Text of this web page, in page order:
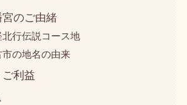
のご由緒
北行伝説コース地
市の地名の由来
利益